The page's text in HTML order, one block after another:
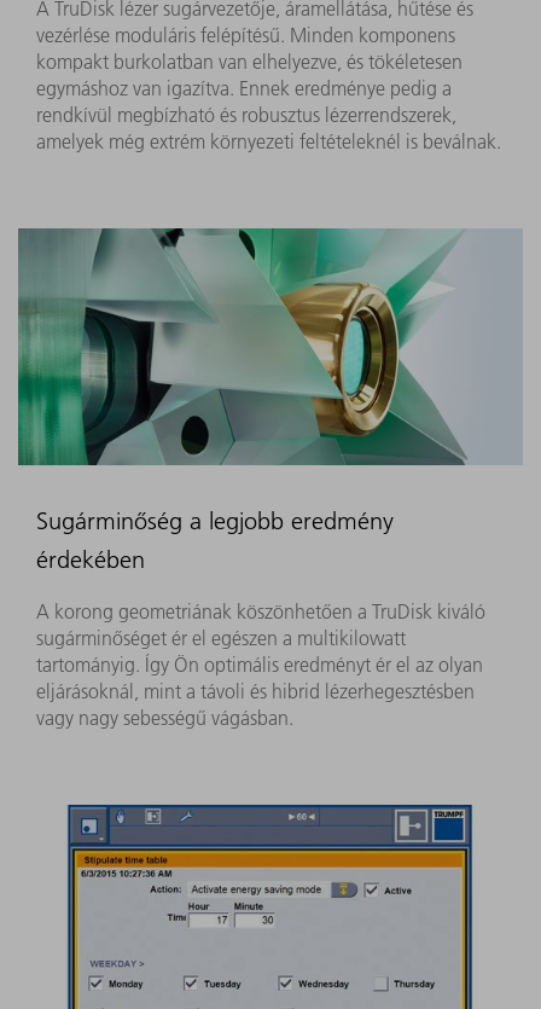
A TruDisk lézer sugárvezetője, áramellátása, hűtése és
vezérlése moduláris felépítésű. Minden komponens
kompakt burkolatban van elhelyezve, és tökéletesen
egymáshoz van igazítva. Ennek eredménye pedig a
rendkívül megbízható és robusztus lézerrendszerek,
amelyek még extrém környezeti feltételeknél is beválnak.
Sugárminőség a legjobb eredmény
érdekében
A korong geometriának köszönhetően a TruDisk kiváló
sugárminőséget ér el egészen a multikilowatt
tartományig. Így Ön optimális eredményt ér el az olyan
eljárásoknál, mint a távoli és hibrid lézerhegesztésben
vagy nagy sebességű vágásban.